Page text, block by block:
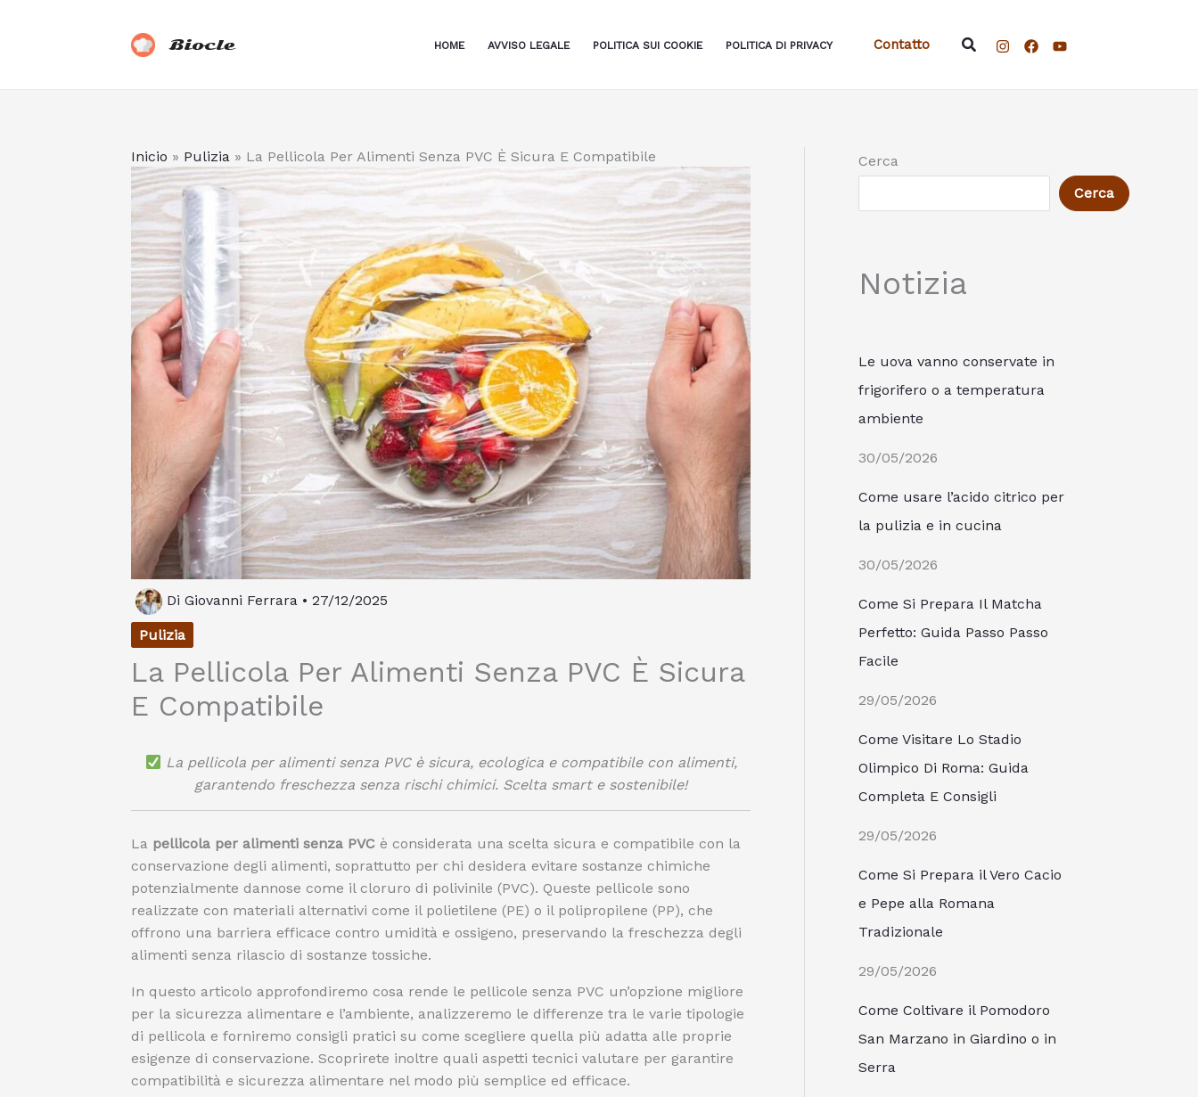
Biocle HOME AVVISO LEGALE POLITICA SUI COOKIE POLITICA DI PRIVACY Contatto Cerca
Inicio » Pulizia » La Pellicola Per Alimenti Senza PVC È Sicura E Compatibile
Di Giovanni Ferrara • 27/12/2025
Pulizia
La Pellicola Per Alimenti Senza PVC È Sicura
E Compatibile
La pellicola per alimenti senza PVC è sicura, ecologica e compatibile con alimenti,
garantendo freschezza senza rischi chimici. Scelta smart e sostenibile!
La pellicola per alimenti senza PVC è considerata una scelta sicura e compatibile con la
conservazione degli alimenti, soprattutto per chi desidera evitare sostanze chimiche
potenzialmente dannose come il cloruro di polivinile (PVC). Queste pellicole sono
realizzate con materiali alternativi come il polietilene (PE) o il polipropilene (PP), che
offrono una barriera efficace contro umidità e ossigeno, preservando la freschezza degli
alimenti senza rilascio di sostanze tossiche.
In questo articolo approfondiremo cosa rende le pellicole senza PVC un’opzione migliore
per la sicurezza alimentare e l’ambiente, analizzeremo le differenze tra le varie tipologie
di pellicola e forniremo consigli pratici su come scegliere quella più adatta alle proprie
esigenze di conservazione. Scoprirete inoltre quali aspetti tecnici valutare per garantire
compatibilità e sicurezza alimentare nel modo più semplice ed efficace.
Cerca
Cerca
Notizia
Le uova vanno conservate in
frigorifero o a temperatura
ambiente
30/05/2026
Come usare l’acido citrico per
la pulizia e in cucina
30/05/2026
Come Si Prepara Il Matcha
Perfetto: Guida Passo Passo
Facile
29/05/2026
Come Visitare Lo Stadio
Olimpico Di Roma: Guida
Completa E Consigli
29/05/2026
Come Si Prepara il Vero Cacio
e Pepe alla Romana
Tradizionale
29/05/2026
Come Coltivare il Pomodoro
San Marzano in Giardino o in
Serra